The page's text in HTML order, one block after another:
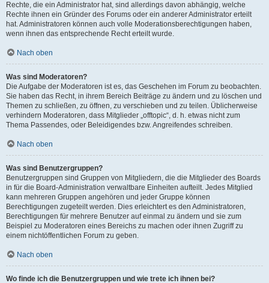
Rechte, die ein Administrator hat, sind allerdings davon abhängig, welche
Rechte ihnen ein Gründer des Forums oder ein anderer Administrator erteilt
hat. Administratoren können auch volle Moderationsberechtigungen haben,
wenn ihnen das entsprechende Recht erteilt wurde.
Nach oben
Was sind Moderatoren?
Die Aufgabe der Moderatoren ist es, das Geschehen im Forum zu beobachten.
Sie haben das Recht, in ihrem Bereich Beiträge zu ändern und zu löschen und
Themen zu schließen, zu öffnen, zu verschieben und zu teilen. Üblicherweise
verhindern Moderatoren, dass Mitglieder „offtopic“, d. h. etwas nicht zum
Thema Passendes, oder Beleidigendes bzw. Angreifendes schreiben.
Nach oben
Was sind Benutzergruppen?
Benutzergruppen sind Gruppen von Mitgliedern, die die Mitglieder des Boards
in für die Board-Administration verwaltbare Einheiten aufteilt. Jedes Mitglied
kann mehreren Gruppen angehören und jeder Gruppe können
Berechtigungen zugeteilt werden. Dies erleichtert es den Administratoren,
Berechtigungen für mehrere Benutzer auf einmal zu ändern und sie zum
Beispiel zu Moderatoren eines Bereichs zu machen oder ihnen Zugriff zu
einem nichtöffentlichen Forum zu geben.
Nach oben
Wo finde ich die Benutzergruppen und wie trete ich ihnen bei?